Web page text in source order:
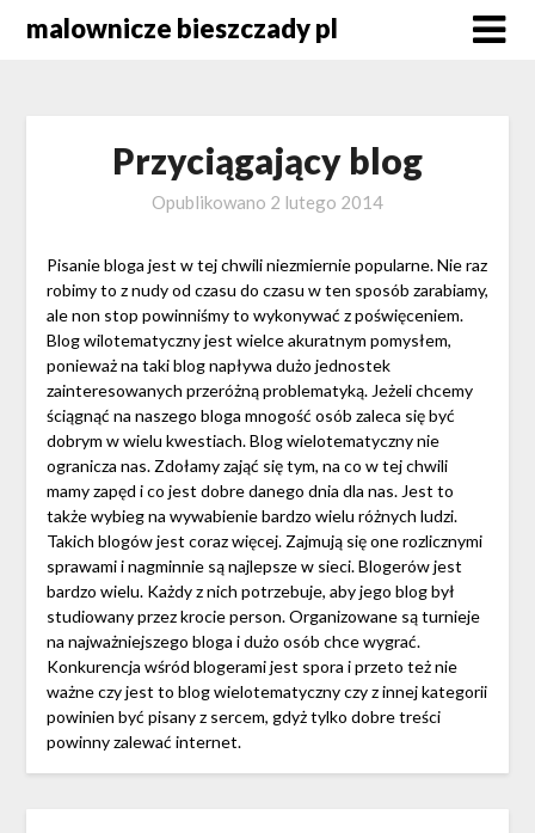
malownicze bieszczady pl
Przyciągający blog
Opublikowano 2 lutego 2014
Pisanie bloga jest w tej chwili niezmiernie popularne. Nie raz
robimy to z nudy od czasu do czasu w ten sposób zarabiamy,
ale non stop powinniśmy to wykonywać z poświęceniem.
Blog wilotematyczny jest wielce akuratnym pomysłem,
ponieważ na taki blog napływa dużo jednostek
zainteresowanych przeróżną problematyką. Jeżeli chcemy
ściągnąć na naszego bloga mnogość osób zaleca się być
dobrym w wielu kwestiach. Blog wielotematyczny nie
ogranicza nas. Zdołamy zająć się tym, na co w tej chwili
mamy zapęd i co jest dobre danego dnia dla nas. Jest to
także wybieg na wywabienie bardzo wielu różnych ludzi.
Takich blogów jest coraz więcej. Zajmują się one rozlicznymi
sprawami i nagminnie są najlepsze w sieci. Blogerów jest
bardzo wielu. Każdy z nich potrzebuje, aby jego blog był
studiowany przez krocie person. Organizowane są turnieje
na najważniejszego bloga i dużo osób chce wygrać.
Konkurencja wśród blogerami jest spora i przeto też nie
ważne czy jest to blog wielotematyczny czy z innej kategorii
powinien być pisany z sercem, gdyż tylko dobre treści
powinny zalewać internet.